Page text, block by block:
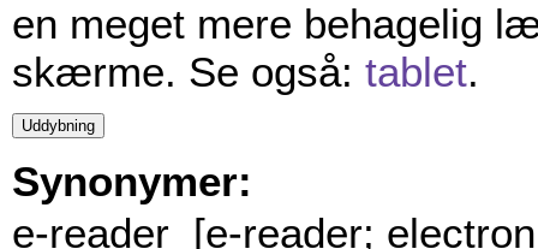
en meget mere behagelig
skærme. Se også: tablet.
Synonymer:
e-reader [e-reader;